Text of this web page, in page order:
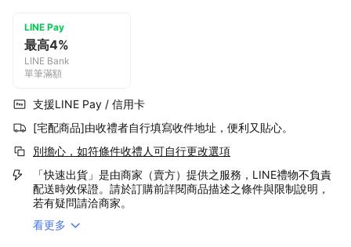
LINE Pay
最高4%
LINE Bank
單筆滿額
支援LINE Pay / 信用卡
[宅配商品]由收禮者自行填寫收件地址，便利又貼心。
別擔心，如符條件收禮人可自行更改選項
「快速出貨」是由商家（賣方）提供之服務，LINE禮物不負責
配送時效保證。請於訂購前詳閱商品描述之條件與限制說明，
若有疑問請洽商家。
看更多